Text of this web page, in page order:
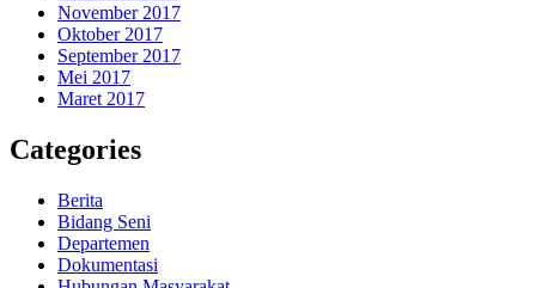
November 2017
Oktober 2017
September 2017
Mei 2017
Maret 2017
Categories
Berita
Bidang Seni
Departemen
Dokumentasi